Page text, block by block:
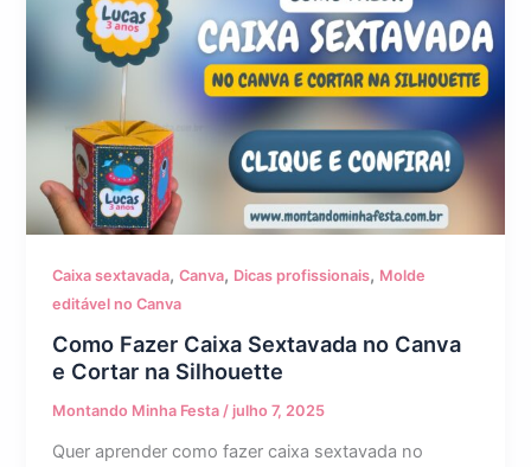
Caixa sextavada,Canva, Dicas profissionais, Molde
editável no Canva
Como Fazer Caixa Sextavada no Canva
e Cortar na Silhouette
Montando Minha Festa/ julho 7, 2025
Quer aprender como fazer caixa sextavada no